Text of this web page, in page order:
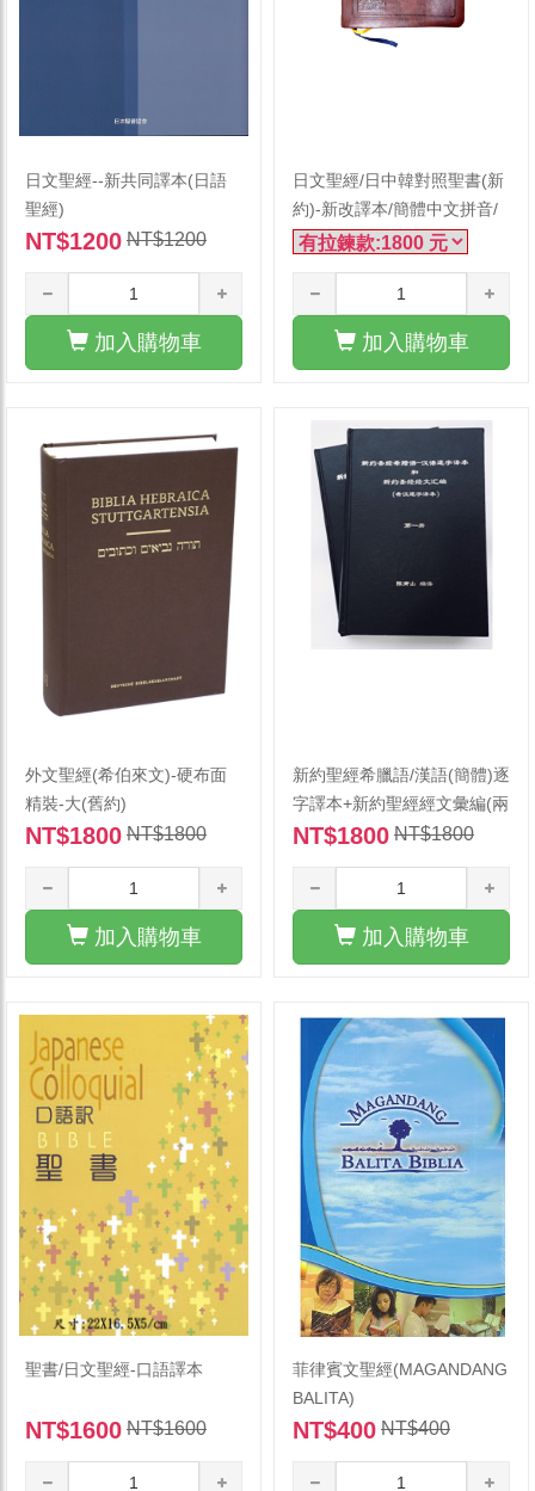
日文聖經--新共同譯本(日語
聖經)
NT$1200 NT$1200
加入購物車
日文聖經/日中韓對照聖書(新
約)-新改譯本/簡體中文拼音/
韓文
加入購物車
外文聖經(希伯來文)-硬布面
精裝-大(舊約)
NT$1800 NT$1800
加入購物車
新約聖經希臘語/漢語(簡體)逐
字譯本+新約聖經經文彙編(兩
冊不分
NT$1800 NT$1800
加入購物車
聖書/日文聖經-口語譯本
NT$1600 NT$1600
菲律賓文聖經(MAGANDANG
BALITA)
NT$400 NT$400